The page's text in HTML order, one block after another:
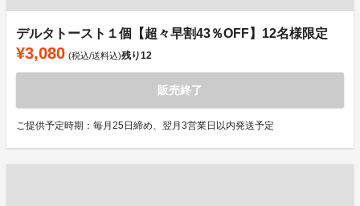
デルタトースト１個【超々早割43％OFF】12名様限定
¥3,080 (税込/送料込)残り12
販売終了
ご提供予定時期：毎月25日締め、翌月3営業日以内発送予定